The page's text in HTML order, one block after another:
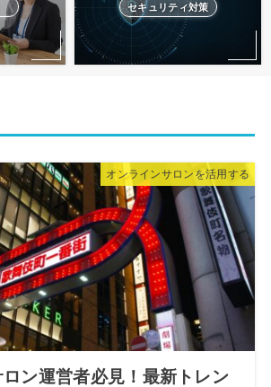
セキュリティ対策
オンラインサロンを活用する
ン運営者必見！最新トレン